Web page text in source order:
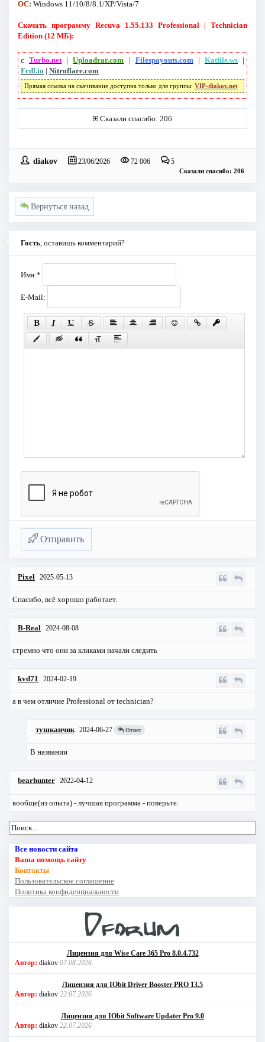
ОС: Windows 11/10/8/8.1/XP/Vista/7
Скачать программу Recuva 1.55.133 Professional | Technician
Edition (12 МБ):
с Turbo.net|Uploadrar.com | Filespayouts.com |Katfile.ws |
Frdl.io | Nitroflare.com
Прямая ссылка на скачивание доступна только для группы: VIP-diakov.net
Сказали спасибо: 206
diakov 23/06/2026 72 006 5
Сказали спасибо: 206
Вернуться назад
Гость , оставишь комментарий?
Имя:*
E-Mail:
Отправить
Pixel 2025-05-13
Спасибо, всё хорошо работает.
B-Real 2024-08-08
стремно что они за кликами начали следить
kvd71 2024-02-19
а в чем отличие Professional от technician?
тушканчик 2024-06-27 Ответ
В названии
bearhunter 2022-04-12
вообще(из опыта) - лучшая программа - поверьте.
Все новости сайта
Ваша помощь сайту
Контакты
Пользовательское соглашение
Политика конфиденциальности
Лицензия для Wise Care 365 Pro 8.0.4.732
Автор: diakov 07.08.2026
Лицензия для IObit Driver Booster PRO 13.5
Автор: diakov 22.07.2026
Лицензия для IObit Software Updater Pro 9.0
Автор: diakov 22.07.2026